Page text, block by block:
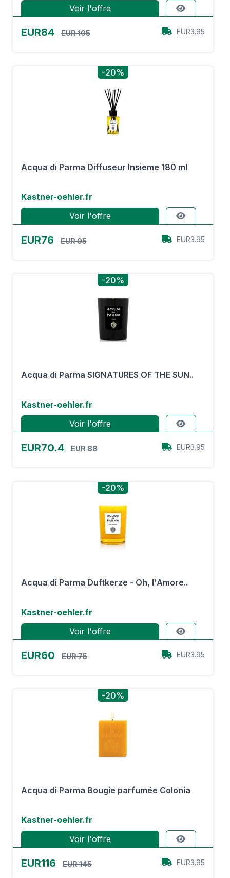
Voir l'offre
EUR84 EUR 105 EUR3.95
-20%
Acqua di Parma Diffuseur Insieme 180 ml
Kastner-oehler.fr
Voir l'offre
EUR76 EUR 95 EUR3.95
-20%
Acqua di Parma SIGNATURES OF THE SUN..
Kastner-oehler.fr
Voir l'offre
EUR70.4 EUR 88 EUR3.95
-20%
Acqua di Parma Duftkerze - Oh, l'Amore..
Kastner-oehler.fr
Voir l'offre
EUR60 EUR 75 EUR3.95
-20%
Acqua di Parma Bougie parfumée Colonia
Kastner-oehler.fr
Voir l'offre
EUR116 EUR 145 EUR3.95